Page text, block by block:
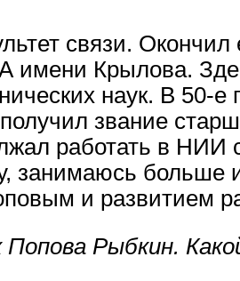
связи. Окончил
имени Крылова.
наук. В 50-е
звание
работать в НИИ
занимаюсь больше
и развитием
Рыбкин.